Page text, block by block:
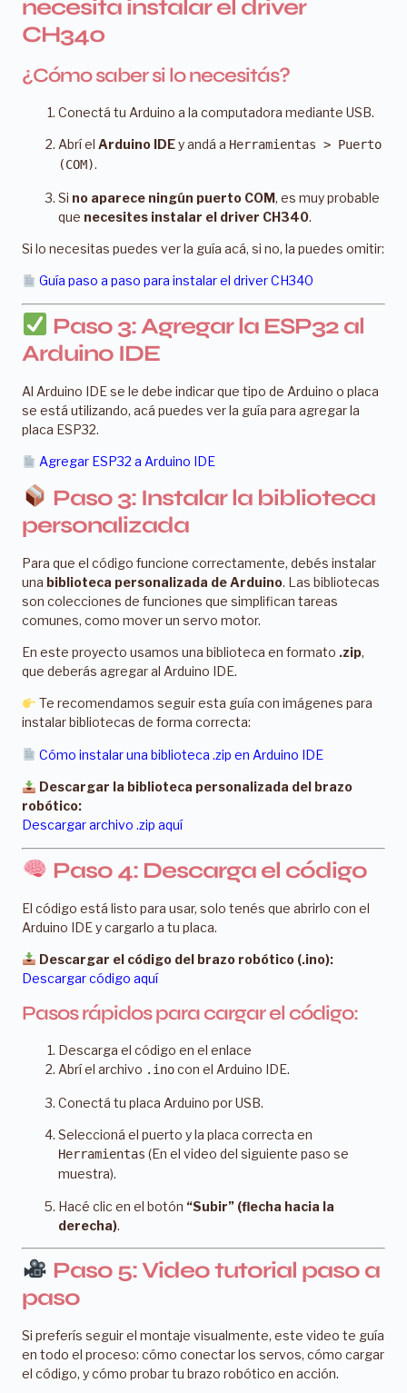
necesita instalar el driver
CH340
¿Cómo saber si lo necesitás?
Conectá tu Arduino a la computadora mediante USB.
Abrí el Arduino IDEy andá a Herramientas > Puerto
(COM).
Si no aparece ningún puerto COM, es muy probable
que necesites instalar el driver CH340.
Si lo necesitas puedes ver la guía acá, si no, la puedes omitir:
Guía paso a paso para instalar el driver CH340
Paso 3: Agregar la ESP32 al
Arduino IDE
Al Arduino IDE se le debe indicar que tipo de Arduino o placa
se está utilizando, acá puedes ver la guía para agregar la
placa ESP32.
Agregar ESP32 a Arduino IDE
Paso 3: Instalar la biblioteca
personalizada
Para que el código funcione correctamente, debés instalar
una biblioteca personalizada de Arduino. Las bibliotecas
son colecciones de funciones que simplifican tareas
comunes, como mover un servo motor.
En este proyecto usamos una biblioteca en formato .zip,
que deberás agregar al Arduino IDE.
Te recomendamos seguir esta guía con imágenes para
instalar bibliotecas de forma correcta:
Cómo instalar una biblioteca .zip en Arduino IDE
Descargar la biblioteca personalizada del brazo
robótico:
Descargar archivo .zip aquí
Paso 4: Descarga el código
El código está listo para usar, solo tenés que abrirlo con el
Arduino IDE y cargarlo a tu placa.
Descargar el código del brazo robótico (.ino):
Descargar código aquí
Pasos rápidos para cargar el código:
Descarga el código en el enlace
Abrí el archivo .inocon el Arduino IDE.
Conectá tu placa Arduino por USB.
Seleccioná el puerto y la placa correcta en
Herramientas (En el video del siguiente paso se
muestra).
Hacé clic en el botón “Subir” (flecha hacia la
derecha).
Paso 5: Video tutorial paso a
paso
Si preferís seguir el montaje visualmente, este video te guía
en todo el proceso: cómo conectar los servos, cómo cargar
el código, y cómo probar tu brazo robótico en acción.